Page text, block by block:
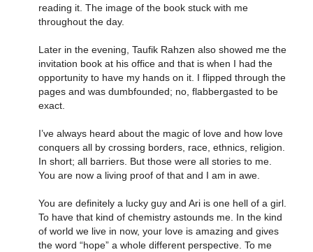
reading it. The image of the book stuck with me
throughout the day.
Later in the evening, Taufik Rahzen also showed me the
invitation book at his office and that is when I had the
opportunity to have my hands on it. I flipped through the
pages and was dumbfounded; no, flabbergasted to be
exact.
I’ve always heard about the magic of love and how love
conquers all by crossing borders, race, ethnics, religion.
In short; all barriers. But those were all stories to me.
You are now a living proof of that and I am in awe.
You are definitely a lucky guy and Ari is one hell of a girl.
To have that kind of chemistry astounds me. In the kind
of world we live in now, your love is amazing and gives
the word “hope” a whole different perspective. To me